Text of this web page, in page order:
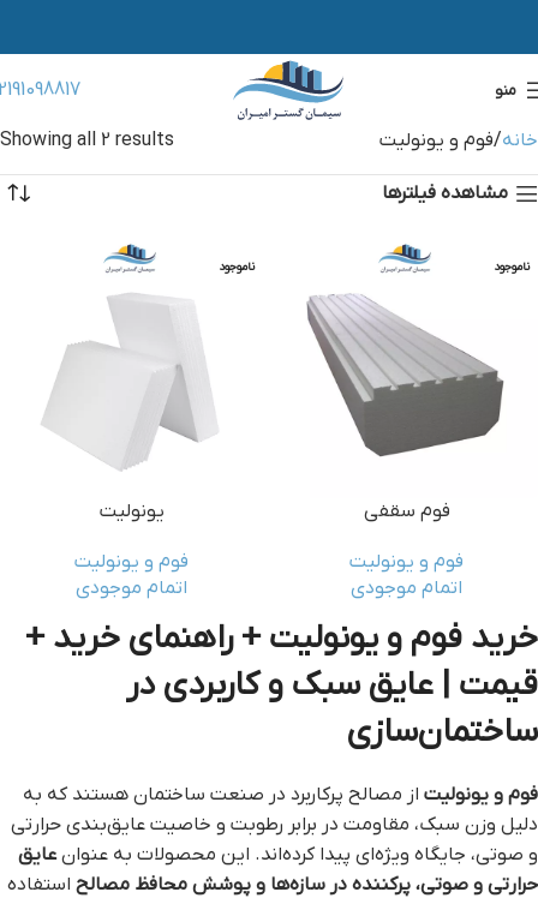
منو
خانه فوم و یونولیت Showing all 2 results
مشاهده فیلترها
ناموجود
فوم سقفی
فوم و یونولیت
اتمام موجودی
ناموجود
یونولیت
فوم و یونولیت
اتمام موجودی
خرید فوم و یونولیت + راهنمای خرید +
قیمت | عایق سبک و کاربردی در
ساختمان‌سازی
فوم و یونولیت از مصالح پرکاربرد در صنعت ساختمان هستند که به
دلیل وزن سبک، مقاومت در برابر رطوبت و خاصیت عایق‌بندی حرارتی
و صوتی، جایگاه ویژه‌ای پیدا کرده‌اند. این محصولات به عنوانعایق
حرارتی و صوتی، پرکننده در سازه‌ها و پوشش محافظ مصالح استفاده